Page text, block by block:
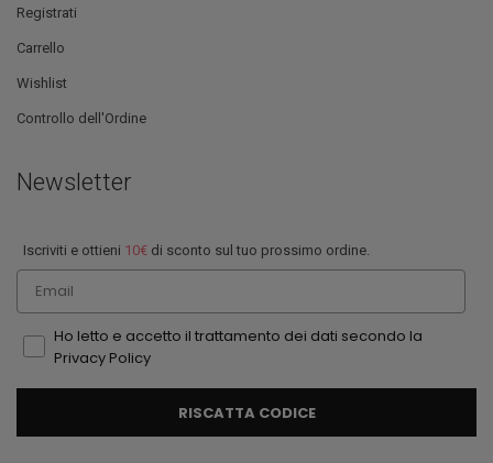
Registrati
Carrello
Wishlist
Controllo dell'Ordine
Newsletter
Iscriviti e ottieni 10€ di sconto sul tuo prossimo ordine.
Email
Ho letto e accetto il trattamento dei dati secondo la
Privacy Policy
RISCATTA CODICE